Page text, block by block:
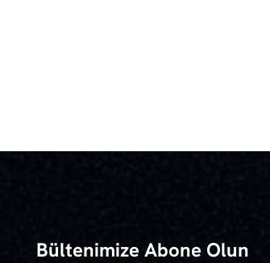
Bültenimize Abone Olun